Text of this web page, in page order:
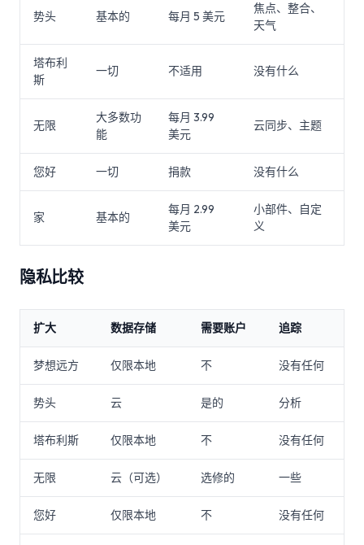
势头 基本的 每月 5 美元
焦点、整合、
天气
塔布利
斯
一切 不适用 没有什么
无限
大多数功
能
每月 3.99
美元
云同步、主题
您好 一切 捐款 没有什么
家 基本的
每月 2.99
美元
小部件、自定
义
隐私比较
扩大 数据存储 需要账户 追踪
梦想远方 仅限本地 不 没有任何
势头 云 是的 分析
塔布利斯 仅限本地 不 没有任何
无限 云（可选） 选修的 一些
您好 仅限本地 不 没有任何